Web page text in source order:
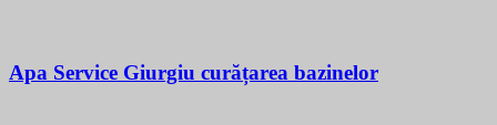
Apa Service Giurgiu curățarea bazinelor